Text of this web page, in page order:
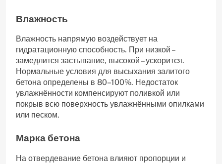
Влажность
Влажность напрямую воздействует на
гидратационную способность. При низкой –
замедлится застывание, высокой – ускорится.
Нормальные условия для высыхания залитого
бетона определены в 80–100%. Недостаток
увлажнённости компенсируют поливкой или
покрыв всю поверхность увлажнёнными опилками
или песком.
Марка бетона
На отвердевание бетона влияют пропорции и